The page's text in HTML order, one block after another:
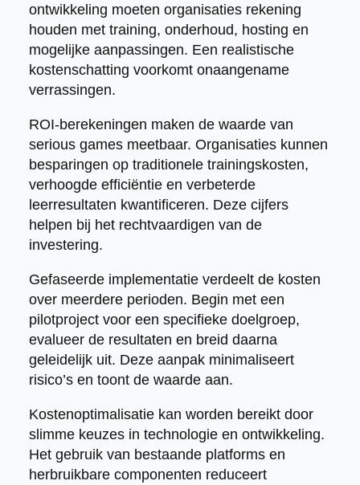
ontwikkeling moeten organisaties rekening
houden met training, onderhoud, hosting en
mogelijke aanpassingen. Een realistische
kostenschatting voorkomt onaangename
verrassingen.
ROI-berekeningen maken de waarde van
serious games meetbaar. Organisaties kunnen
besparingen op traditionele trainingskosten,
verhoogde efficiëntie en verbeterde
leerresultaten kwantificeren. Deze cijfers
helpen bij het rechtvaardigen van de
investering.
Gefaseerde implementatie verdeelt de kosten
over meerdere perioden. Begin met een
pilotproject voor een specifieke doelgroep,
evalueer de resultaten en breid daarna
geleidelijk uit. Deze aanpak minimaliseert
risico’s en toont de waarde aan.
Kostenoptimalisatie kan worden bereikt door
slimme keuzes in technologie en ontwikkeling.
Het gebruik van bestaande platforms en
herbruikbare componenten reduceert